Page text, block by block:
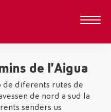
de l’Aigua
de diferents rutes de
de nord a sud la
senders us